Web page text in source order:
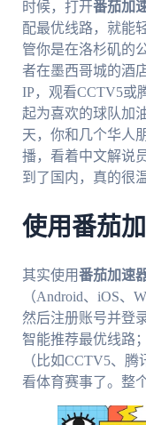
时候，打开番茄加
配最优线路，就能
管你是在洛杉矶的
者在墨西哥城的酒
IP，观看CCTV5或
起为喜欢的球队加
天，你和几个华人
播，看着中文解说
到了国内，真的很
使用番茄
其实使用番茄加速
（Android、iOS、
然后注册账号并登
智能推荐最优线路
（比如CCTV5、
看体育赛事了。整